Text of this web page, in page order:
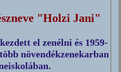
"Holzi Jani"
el zenélni és 1959-
növendékzenekarban